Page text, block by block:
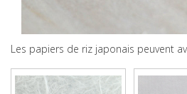
Les papiers de riz japonais peuvent